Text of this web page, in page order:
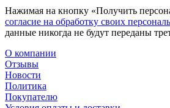
Нажимая на кнопку «Получить
согласие на обработку своих
данные никогда не будут переданы
О компании
Отзывы
Новости
Политика
Покупателю